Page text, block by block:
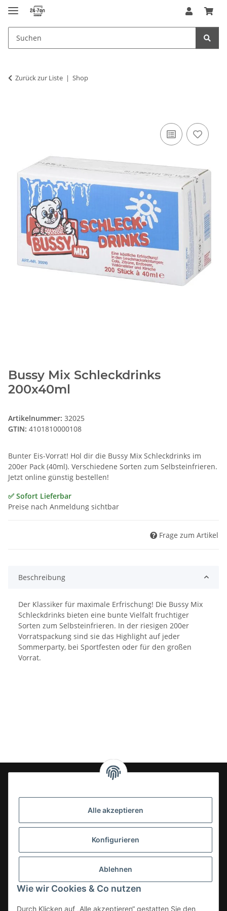
Alle akzeptieren
Konfigurieren
Ablehnen
Wie wir Cookies & Co nutzen
Durch Klicken auf „Alle akzeptieren“ gestatten Sie den
Zurück zur Liste Shop
Bussy Mix Schleckdrinks
200x40ml
Artikelnummer: 32025
GTIN: 4101810000108
Bunter Eis-Vorrat! Hol dir die Bussy Mix Schleckdrinks im
200er Pack (40ml). Verschiedene Sorten zum Selbsteinfrieren.
Jetzt online günstig bestellen!
✅ Sofort Lieferbar
Preise nach Anmeldung sichtbar
Frage zum Artikel
Beschreibung
Der Klassiker für maximale Erfrischung! Die Bussy Mix
Schleckdrinks bieten eine bunte Vielfalt fruchtiger
Sorten zum Selbsteinfrieren. In der riesigen 200er
Vorratspackung sind sie das Highlight auf jeder
Sommerparty, bei Sportfesten oder für den großen
Vorrat.
24-7en Kioskbedarf GmbH
- Sezer Kahveci & Cengiz Inci
33142 Büren, Deutschland
Kategorien